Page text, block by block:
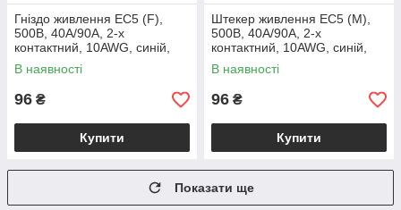
Гніздо живлення EC5 (F),
500В, 40А/90А, 2-х
контактний, 10AWG, синій,
Amass, (мама), шт
В наявності
96 ₴
Купити
Штекер живлення EC5 (M),
500В, 40А/90А, 2-х
контактний, 10AWG, синій,
Amass, (папа), шт
В наявності
96 ₴
Купити
Показати ще